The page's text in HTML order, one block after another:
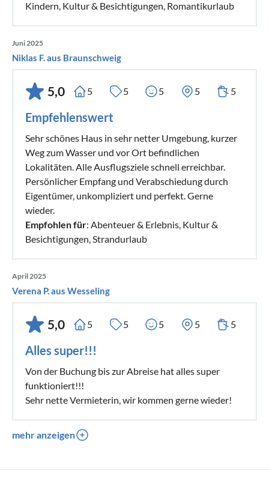
Kindern, Kultur & Besichtigungen, Romantikurlaub
Juni 2025
Niklas F. aus Braunschweig
5,0 5 5 5 5 5
Empfehlenswert
Sehr schönes Haus in sehr netter Umgebung, kurzer
Weg zum Wasser und vor Ort befindlichen
Lokalitäten. Alle Ausflugsziele schnell erreichbar.
Persönlicher Empfang und Verabschiedung durch
Eigentümer, unkompliziert und perfekt. Gerne
wieder.
Empfohlen für: Abenteuer & Erlebnis, Kultur &
Besichtigungen, Strandurlaub
April 2025
Verena P. aus Wesseling
5,0 5 5 5 5 5
Alles super!!!
Von der Buchung bis zur Abreise hat alles super
funktioniert!!!
Sehr nette Vermieterin, wir kommen gerne wieder!
mehr anzeigen